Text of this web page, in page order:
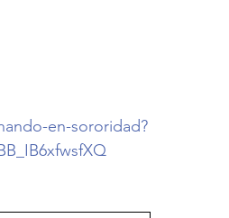
en-sororidad?